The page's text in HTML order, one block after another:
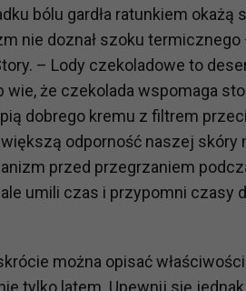
bólu gardła ratunkiem okażą
nie doznał szoku
– Lody czekoladowe to
wie, że czekolada wspomaga
dobrego kremu z filtrem
odporność naszej skóry
przed przegrzaniem
umili czas i przypomni czasy
można opisać
tylko latem. Upewnij się